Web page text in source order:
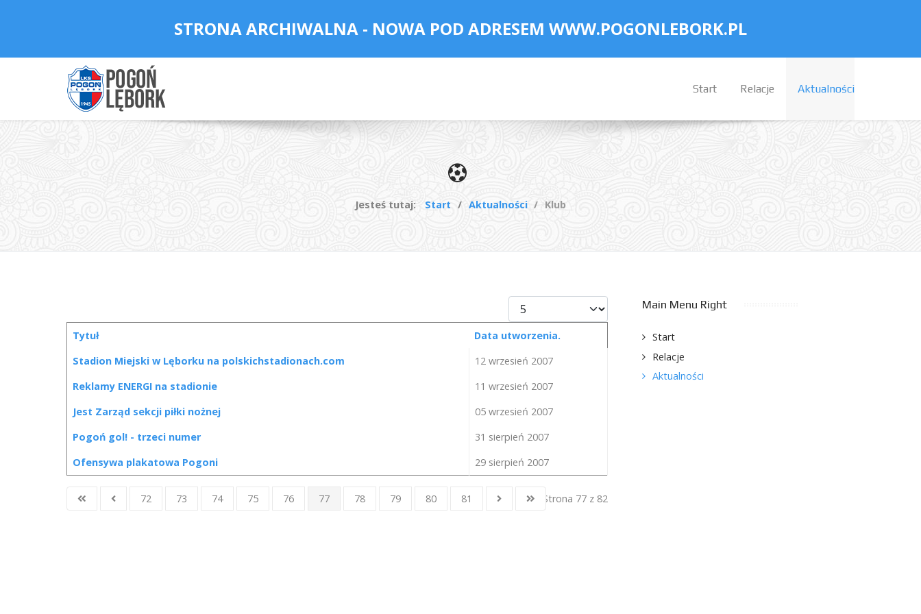
STRONA ARCHIWALNA - NOWA POD ADRESEM WWW.POGONLEBORK.PL
Start Relacje Aktualności
Jesteś tutaj: Start Aktualności Klub
Pokaż #
Spis artykułów
Tytuł
Data utworzenia.
Stadion Miejski w Lęborku na polskichstadionach.com
12 wrzesień 2007
Reklamy ENERGI na stadionie
11 wrzesień 2007
Jest Zarząd sekcji piłki nożnej
05 wrzesień 2007
Pogoń gol! - trzeci numer
31 sierpień 2007
Ofensywa plakatowa Pogoni
29 sierpień 2007
Strona 77 z 82
72 73 74 75 76 77 78 79 80 81
Main Menu Right
Start
Relacje
Aktualności